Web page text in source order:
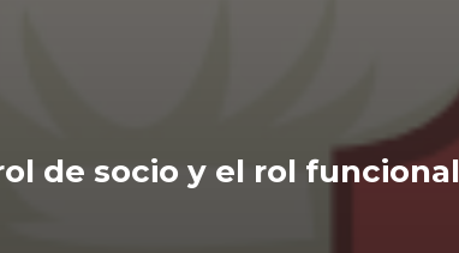
de socio y el rol funcional